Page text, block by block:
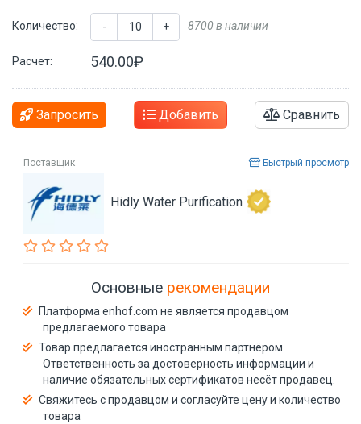
Количество: - + 8700 в наличии
Расчет: 540.00₽
Запросить Добавить Сравнить
Поставщик Быстрый просмотр
Hidly Water Purification
Основные рекомендации
Платформа enhof.com не является продавцом
предлагаемого товара
Товар предлагается иностранным партнёром.
Ответственность за достоверность информации и
наличие обязательных сертификатов несёт продавец.
Свяжитесь с продавцом и согласуйте цену и количество
товара